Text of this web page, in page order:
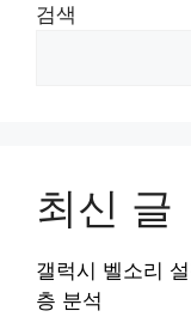
검색
최신 글
갤럭시 벨소리
층 분석